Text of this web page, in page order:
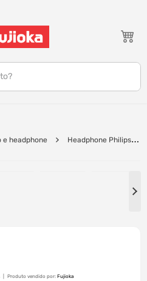
e headphone
Headphone Philips
Produto vendido por: Fujioka
TERMOS MAIS BUSCADOS
1º
notebook
5º
jbl